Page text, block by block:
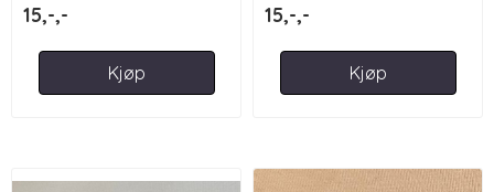
15,-,-
Kjøp
15,-,-
Kjøp